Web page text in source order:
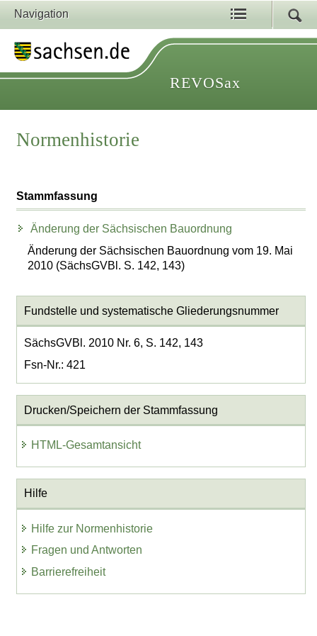
Navigation
REVOSax
Normenhistorie
Stammfassung
Änderung der Sächsischen Bauordnung
Änderung der Sächsischen Bauordnung vom 19. Mai
2010 (SächsGVBl. S. 142, 143)
Fundstelle und systematische Gliederungsnummer
SächsGVBl. 2010 Nr. 6, S. 142, 143
Fsn-Nr.: 421
Drucken/Speichern der Stammfassung
HTML-Gesamtansicht
Hilfe
Hilfe zur Normenhistorie
Fragen und Antworten
Barrierefreiheit